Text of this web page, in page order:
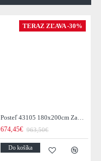
TERAZ ZĽAVA -30%
Posteľ 43105 180x200cm Zamat Champagne
674,45€ 963,50€
Do košíka